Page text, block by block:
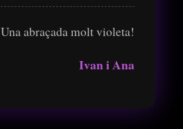
Una abraçada molt violeta!
Ivan i Ana